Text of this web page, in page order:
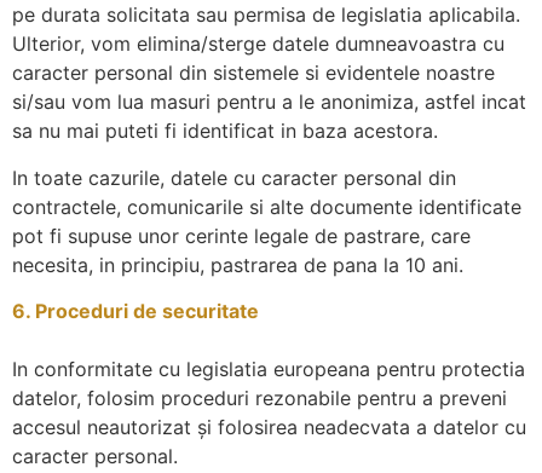
pe durata solicitata sau permisa de legislatia aplicabila.
Ulterior, vom elimina/sterge datele dumneavoastra cu
caracter personal din sistemele si evidentele noastre
si/sau vom lua masuri pentru a le anonimiza, astfel incat
sa nu mai puteti fi identificat in baza acestora.
In toate cazurile, datele cu caracter personal din
contractele, comunicarile si alte documente identificate
pot fi supuse unor cerinte legale de pastrare, care
necesita, in principiu, pastrarea de pana la 10 ani.
6. Proceduri de securitate
In conformitate cu legislatia europeana pentru protectia
datelor, folosim proceduri rezonabile pentru a preveni
accesul neautorizat şi folosirea neadecvata a datelor cu
caracter personal.